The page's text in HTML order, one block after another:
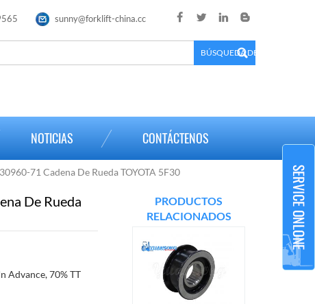
sunny@forklift-china.cc
×
NOTICIAS CONTÁCTENOS
71 Cadena De Rueda TOYOTA 5F30
PRODUCTOS
RELACIONADOS
De Rueda
Advance, 70% TT